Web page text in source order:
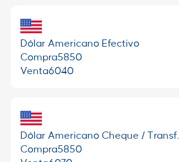
Dólar Americano Efectivo
Compra5850
Venta6040
Dólar Americano Cheque / Transf.
Compra5850